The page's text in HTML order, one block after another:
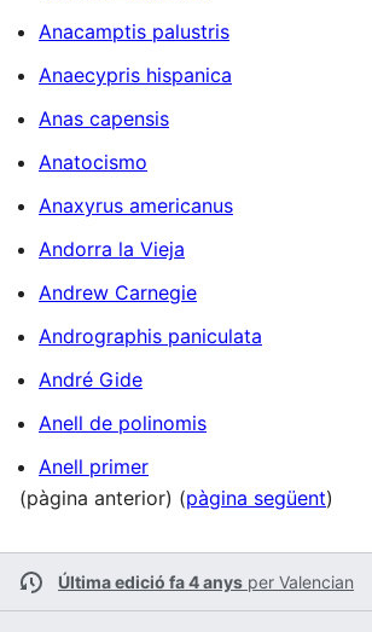
Anacamptis palustris
Anaecypris hispanica
Anas capensis
Anatocismo
Anaxyrus americanus
Andorra la Vieja
Andrew Carnegie
Andrographis paniculata
André Gide
Anell de polinomis
Anell primer
(pàgina anterior) (pàgina següent)
Última edició fa 4 anys per Valencian